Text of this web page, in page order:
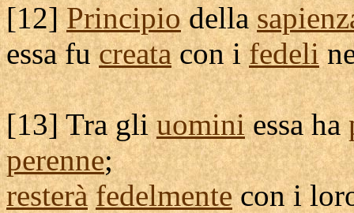
[12]Principiodella
essa fucreatacon ifedeli
[13] Tra gliuominiessa ha
perenne;
resterà fedelmentecon i